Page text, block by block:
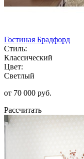
Гостиная Брадфорд
Стиль:
Классический
Цвет:
Светлый
от 70 000 руб.
Рассчитать